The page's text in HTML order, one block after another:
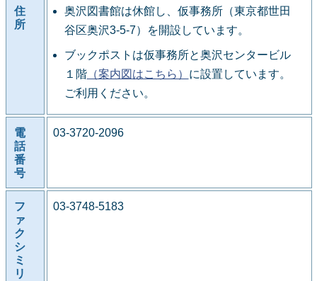
住
所
奥沢図書館は休館し、仮事務所（東京都世田
谷区奥沢3-5-7）を開設しています。
ブックポストは仮事務所と奥沢センタービル
１階（案内図はこちら） に設置しています。
ご利用ください。
電
話
番
号
03-3720-2096
フ
ァ
ク
シ
ミ
リ
03-3748-5183